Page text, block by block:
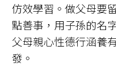
仿效學習。做父母要
點善事，用子孫的名
父母親心性德行涵養
發。